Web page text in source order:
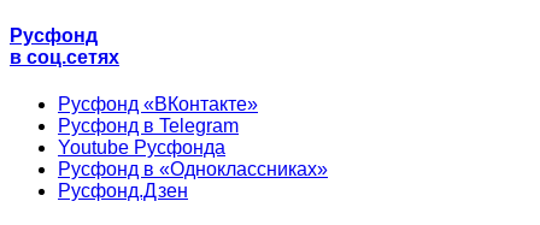
Русфонд
в соц.сетях
Русфонд «ВКонтакте»
Русфонд в Telegram
Youtube Русфонда
Русфонд в «Одноклассниках»
Русфонд.Дзен